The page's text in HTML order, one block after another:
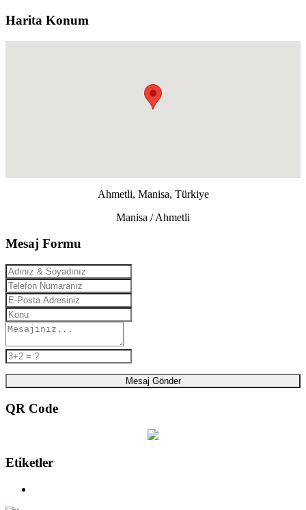
Harita Konum
Ahmetli, Manisa, Türkiye
Manisa / Ahmetli
Mesaj Formu
Mesaj Gönder
QR Code
Etiketler